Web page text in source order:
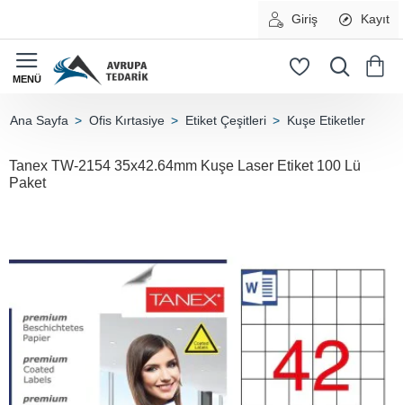
Giriş Kayıt
Ofis Kırtasiye Etiket Çeşitleri Kuşe Etiketler
Tanex TW-2154 35x42.64mm Kuşe Laser Etiket 100 Lü
Paket